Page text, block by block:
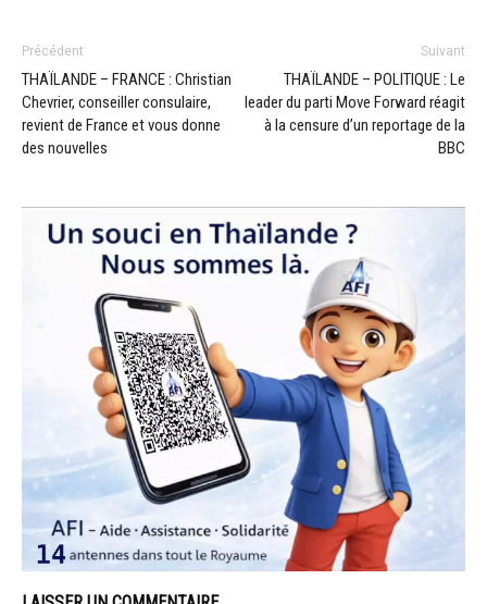
Précédent
THAÏLANDE – FRANCE : Christian
Chevrier, conseiller consulaire,
revient de France et vous donne
des nouvelles
Suivant
THAÏLANDE – POLITIQUE : Le
leader du parti Move Forward réagit
à la censure d’un reportage de la
BBC